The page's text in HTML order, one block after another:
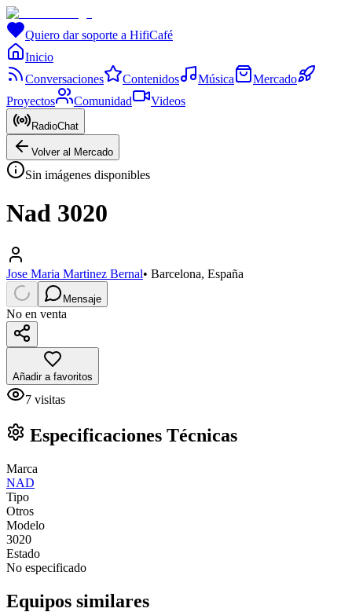
Quiero dar soporte a HifiCafé
Inicio
Conversaciones
Contenidos Música
Mercado
Proyectos
Comunidad Videos
RadioChat
Volver al Mercado
Sin imágenes disponibles
Nad 3020
Jose Maria Martinez Bernal• Barcelona, España
Mensaje
No en venta
Añadir a favoritos
7 visitas
Especificaciones Técnicas
Marca
NAD
Tipo
Otros
Modelo
3020
Estado
No especificado
Equipos similares